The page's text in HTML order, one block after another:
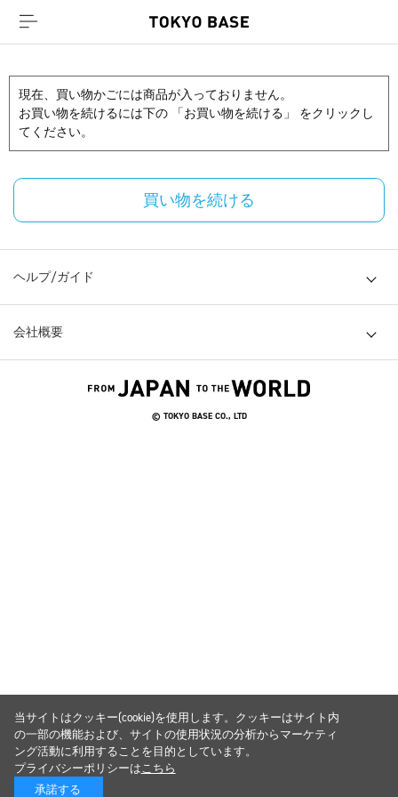
現在、買い物かごには商品が入っておりません。
お買い物を続けるには下の 「お買い物を続ける」 をクリックし
てください。
買い物を続ける
ヘルプ/ガイド
会社概要
© TOKYO BASE CO., LTD
当サイトはクッキー(cookie)を使用します。クッキーはサイト内
の一部の機能および、サイトの使用状況の分析からマーケティ
ング活動に利用することを目的としています。
プライバシーポリシーはこちら
承諾する